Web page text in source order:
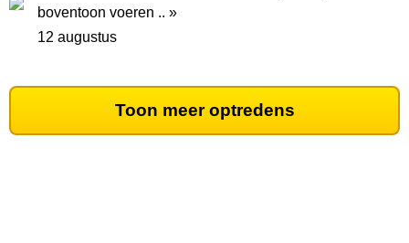
boventoon voeren .. »
12 augustus
Toon meer optredens